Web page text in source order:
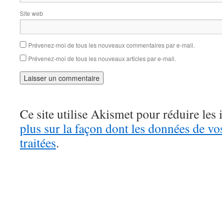
Site web
Prévenez-moi de tous les nouveaux commentaires par e-mail.
Prévenez-moi de tous les nouveaux articles par e-mail.
Ce site utilise Akismet pour réduire les
plus sur la façon dont les données de
traitées.